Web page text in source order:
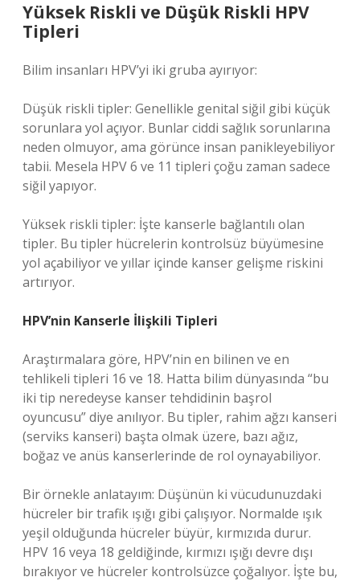
Yüksek Riskli ve Düşük Riskli HPV
Tipleri
Bilim insanları HPV’yi iki gruba ayırıyor:
Düşük riskli tipler: Genellikle genital siğil gibi küçük
sorunlara yol açıyor. Bunlar ciddi sağlık sorunlarına
neden olmuyor, ama görünce insan panikleyebiliyor
tabii. Mesela HPV 6 ve 11 tipleri çoğu zaman sadece
siğil yapıyor.
Yüksek riskli tipler: İşte kanserle bağlantılı olan
tipler. Bu tipler hücrelerin kontrolsüz büyümesine
yol açabiliyor ve yıllar içinde kanser gelişme riskini
artırıyor.
HPV’nin Kanserle İlişkili Tipleri
Araştırmalara göre, HPV’nin en bilinen ve en
tehlikeli tipleri 16 ve 18. Hatta bilim dünyasında “bu
iki tip neredeyse kanser tehdidinin başrol
oyuncusu” diye anılıyor. Bu tipler, rahim ağzı kanseri
(serviks kanseri) başta olmak üzere, bazı ağız,
boğaz ve anüs kanserlerinde de rol oynayabiliyor.
Bir örnekle anlatayım: Düşünün ki vücudunuzdaki
hücreler bir trafik ışığı gibi çalışıyor. Normalde ışık
yeşil olduğunda hücreler büyür, kırmızıda durur.
HPV 16 veya 18 geldiğinde, kırmızı ışığı devre dışı
bırakıyor ve hücreler kontrolsüzce çoğalıyor. İşte bu,